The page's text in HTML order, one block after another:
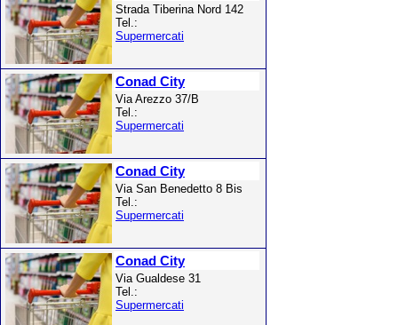
Strada Tiberina Nord 142
Tel.:
Supermercati
Conad City
Via Arezzo 37/B
Tel.:
Supermercati
Conad City
Via San Benedetto 8 Bis
Tel.:
Supermercati
Conad City
Via Gualdese 31
Tel.:
Supermercati